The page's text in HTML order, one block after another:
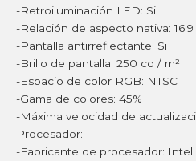
-Retroiluminación LED: Si
-Relación de aspecto nativa: 16:9
-Pantalla antirreflectante: Si
-Brillo de pantalla: 250 cd / m²
-Espacio de color RGB: NTSC
-Gama de colores: 45%
-Máxima velocidad de
Procesador:
-Fabricante de procesador: Intel